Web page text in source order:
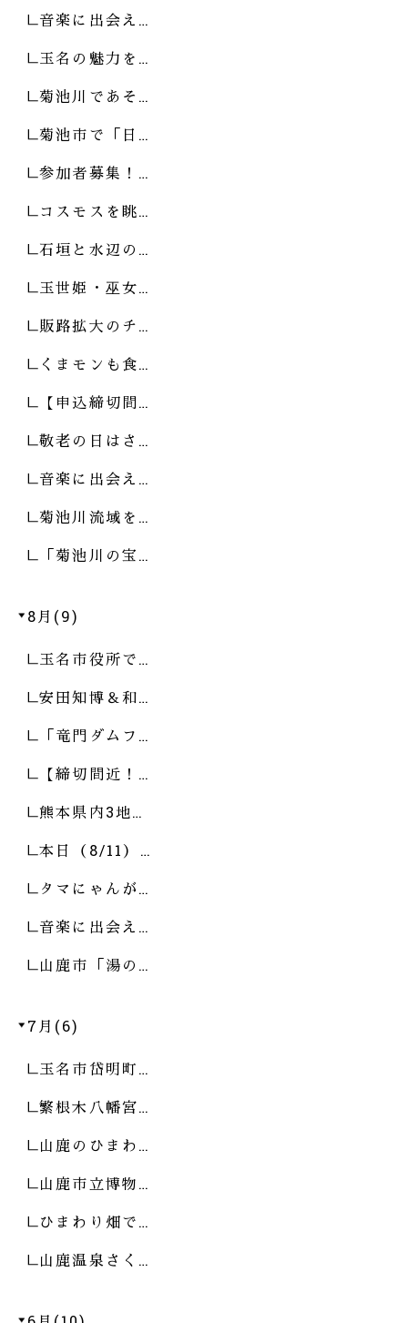
音楽に出会え…
玉名の魅力を…
菊池川であそ…
菊池市で「日…
参加者募集！…
コスモスを眺…
石垣と水辺の…
玉世姫・巫女…
販路拡大のチ…
くまモンも食…
【申込締切間…
敬老の日はさ…
音楽に出会え…
菊池川流域を…
「菊池川の宝…
8月(9)
玉名市役所で…
安田知博＆和…
「竜門ダムフ…
【締切間近！…
熊本県内3地…
本日（8/11）…
タマにゃんが…
音楽に出会え…
山鹿市「湯の…
7月(6)
玉名市岱明町…
繁根木八幡宮…
山鹿のひまわ…
山鹿市立博物…
ひまわり畑で…
山鹿温泉さく…